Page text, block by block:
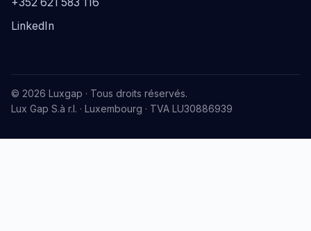
LinkedIn
© 2026 Luxgap · Tous droits réservés.
Lux Gap S.à r.l. · Luxembourg · TVA LU30886939